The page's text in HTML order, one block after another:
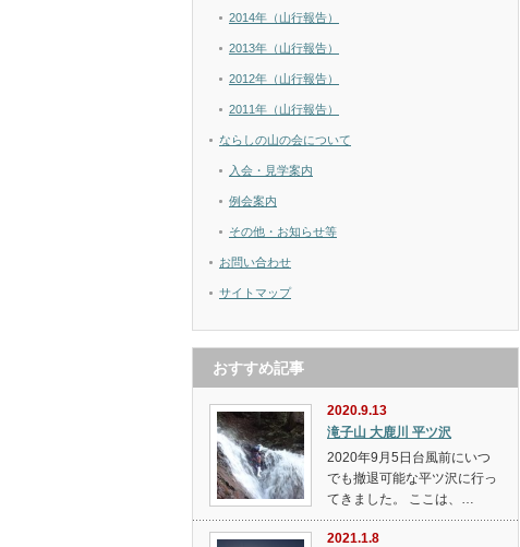
2014年（山行報告）
2013年（山行報告）
2012年（山行報告）
2011年（山行報告）
ならしの山の会について
入会・見学案内
例会案内
その他・お知らせ等
お問い合わせ
サイトマップ
おすすめ記事
2020.9.13
滝子山 大鹿川 平ツ沢
2020年9月5日台風前にいつ
でも撤退可能な平ツ沢に行っ
てきました。 ここは、…
2021.1.8